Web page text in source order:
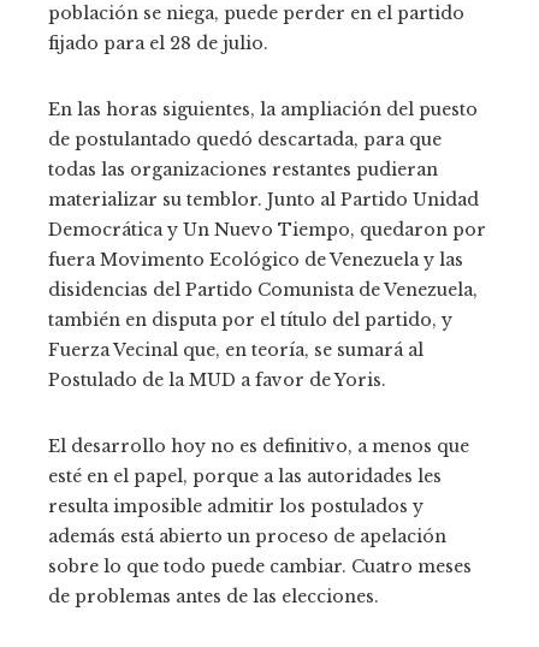
población se niega, puede perder en el partido
fijado para el 28 de julio.
En las horas siguientes, la ampliación del puesto
de postulantado quedó descartada, para que
todas las organizaciones restantes pudieran
materializar su temblor. Junto al Partido Unidad
Democrática y Un Nuevo Tiempo, quedaron por
fuera Movimento Ecológico de Venezuela y las
disidencias del Partido Comunista de Venezuela,
también en disputa por el título del partido, y
Fuerza Vecinal que, en teoría, se sumará al
Postulado de la MUD a favor de Yoris.
El desarrollo hoy no es definitivo, a menos que
esté en el papel, porque a las autoridades les
resulta imposible admitir los postulados y
además está abierto un proceso de apelación
sobre lo que todo puede cambiar. Cuatro meses
de problemas antes de las elecciones.